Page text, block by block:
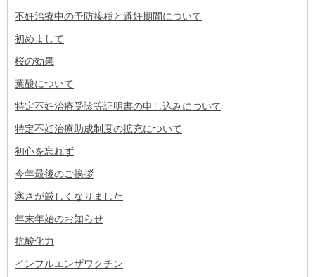
不妊治療中の予防接種と避妊期間について
初めまして
桜の効果
葉酸について
特定不妊治療受診等証明書の申し込みについて
特定不妊治療助成制度の拡充について
初心を忘れず
今年最後のご挨拶
寒さが厳しくなりました
年末年始のお知らせ
抗酸化力
インフルエンザワクチン